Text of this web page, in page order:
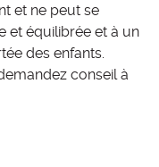
et ne peut se
et équilibrée et à un
des enfants.
conseil à